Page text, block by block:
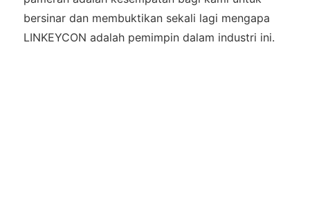
bersinar dan membuktikan sekali lagi mengapa
LINKEYCON adalah pemimpin dalam industri ini.